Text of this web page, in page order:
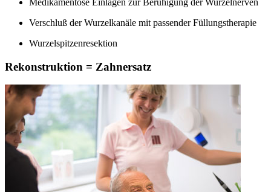
Medikamentöse Einlagen zur Beruhigung der Wurzelnerven
Verschluß der Wurzelkanäle mit passender Füllungstherapie
Wurzelspitzenresektion
Rekonstruktion = Zahnersatz